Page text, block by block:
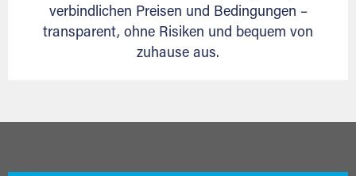
verbindlichen Preisen und Bedingungen –
transparent, ohne Risiken und bequem von
zuhause aus.